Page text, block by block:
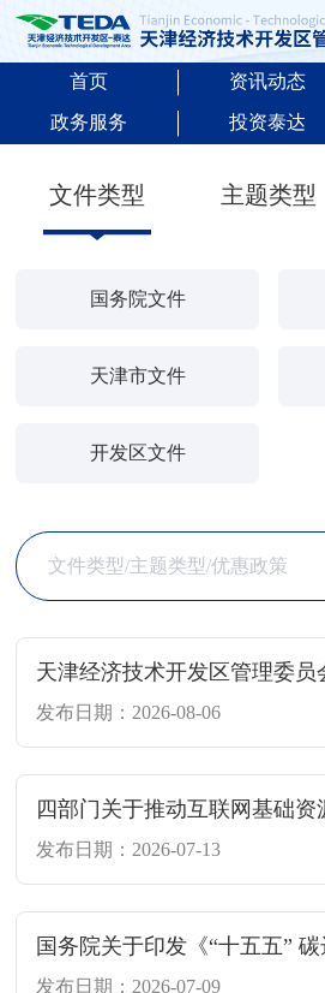
首页 资讯动态
政务服务
投资泰达
文件类型 主题类型
国务院文件
天津市文件
开发区文件
发布日期：2026-08-06
发布日期：2026-07-13
发布日期：2026-07-09